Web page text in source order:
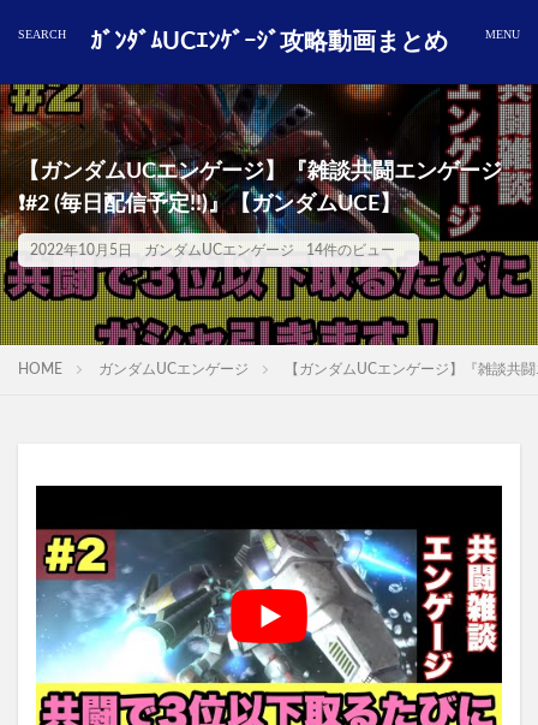
ｶﾞﾝﾀﾞﾑUCｴﾝｹﾞｰｼﾞ攻略動画まとめ
【ガンダムUCエンゲージ】『雑談共闘エンゲージ
❗️#2 (毎日配信予定!!)』【ガンダムUCE】
2022年10月5日 ガンダムUCエンゲージ 14件のビュー
HOME ガンダムUCエンゲージ 【ガンダムUCエンゲージ】『雑談共